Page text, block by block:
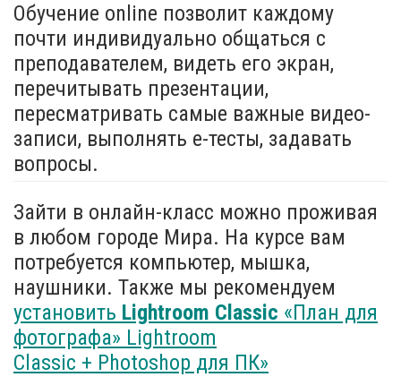
Обучение online позволит каждому
почти индивидуально общаться с
преподавателем, видеть его экран,
перечитывать презентации,
пересматривать самые важные видео-
записи, выполнять e-тесты, задавать
вопросы.
Зайти в онлайн-класс можно проживая
в любом городе Мира. На курсе вам
потребуется компьютер, мышка,
наушники. Также мы рекомендуем
установить Lightroom Classic «План для
фотографа» Lightroom
Classic + Photoshop для ПК»